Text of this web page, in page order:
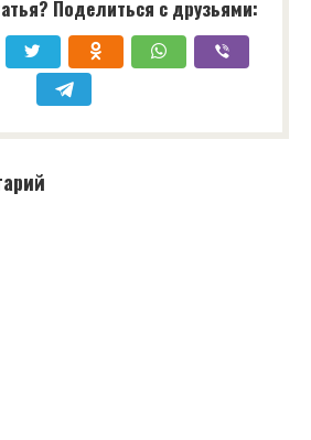
Поделиться с друзьями: